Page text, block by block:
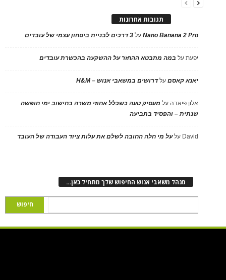
תגובות אחרונות
Nano Banana 2 Proעל 3 דרכים לבניית ביטחון עצמי של עובדים
יפעתעל במה מתבטא ההחזר על ההשקעה בהכשרת עובדים
יאנא קאסםעלדרושים במשאבי אנוש – H&M
אלון פיאדה על מעסיק טעה כשכלל אחוזי משרה בחישוב ימי חופשה
שנתית – והפסיד בתביעה
David עלעל מי חלה החובה לשלם את עלות ציוד העבודה של העובד
מנהל משאבי אנוש החיפוש שלך מתחיל כאן…